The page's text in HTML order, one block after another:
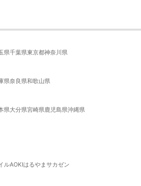
県千葉県東京都神奈川県
県奈良県和歌山県
県大分県宮崎県鹿児島県沖縄県
ルAOKIはるやま サカゼン